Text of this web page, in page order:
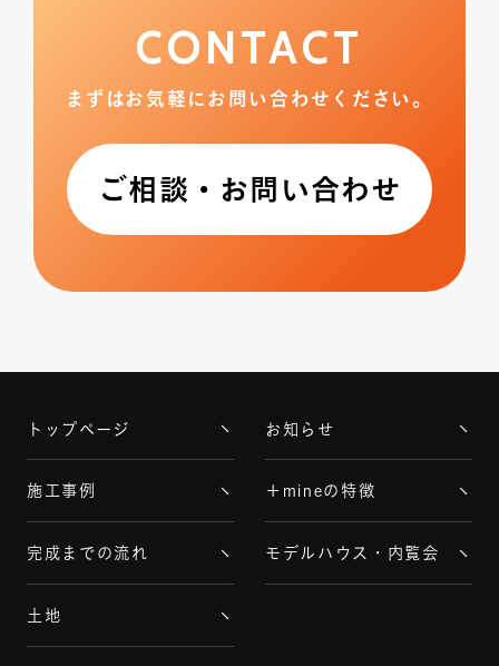
CONTACT
まずはお気軽にお問い合わせください。
ご相談・お問い合わせ
トップページ お知らせ
施工事例 ＋mineの特徴
完成までの流れ モデルハウス・内覧会
土地